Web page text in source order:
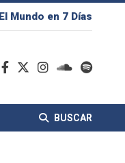
El Mundo en 7 Días
BUSCAR